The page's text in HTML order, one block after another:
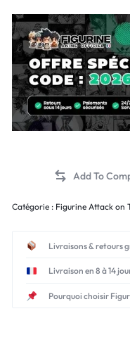
Catégorie : Figurine Attack on
Livraisons & retours
Livraison en 8 à 14
Pourquoi choisir